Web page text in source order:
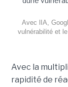
Avec lIA,
vulnérabilité et
Avec la
rapidité de